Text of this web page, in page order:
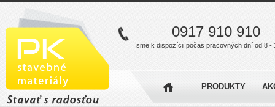
0917 910 910
sme k dispozícii počas pracovných dní od 8 -
PRODUKTY